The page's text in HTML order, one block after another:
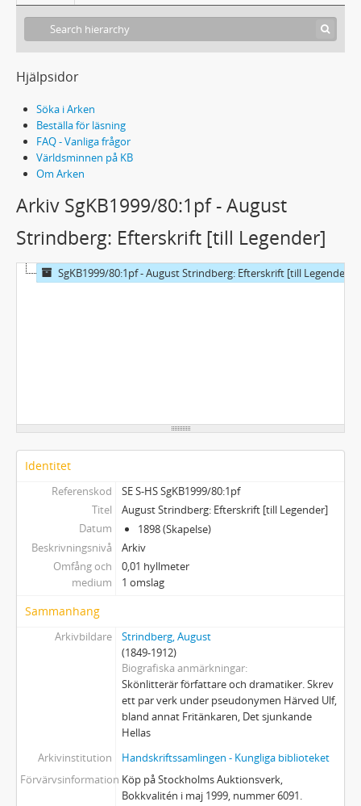
Hjälpsidor
Söka i Arken
Beställa för läsning
FAQ - Vanliga frågor
Världsminnen på KB
Om Arken
Arkiv SgKB1999/80:1pf - August
Strindberg: Efterskrift [till Legender]
SgKB1999/80:1pf - August Strindberg: Efterskrift [till Legender]
Identitet
Referenskod
SE S-HS SgKB1999/80:1pf
Titel
August Strindberg: Efterskrift [till Legender]
Datum
1898 (Skapelse)
Beskrivningsnivå
Arkiv
Omfång och
medium
0,01 hyllmeter
1 omslag
Sammanhang
Arkivbildare
Strindberg, August
(1849-1912)
Biografiska anmärkningar
Skönlitterär författare och dramatiker. Skrev
ett par verk under pseudonymen Härved Ulf,
bland annat Fritänkaren, Det sjunkande
Hellas
Arkivinstitution
Handskriftssamlingen - Kungliga biblioteket
Förvärvsinformation Köp på Stockholms Auktionsverk,
Bokkvalitén i maj 1999, nummer 6091.